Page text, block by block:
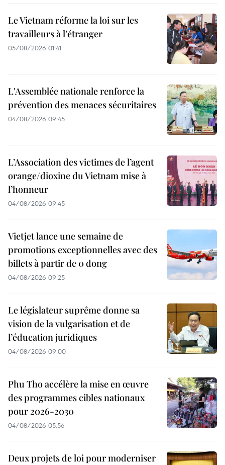
Le Vietnam réforme la loi sur les
travailleurs à l’étranger
05/08/2026 01:41
L'Assemblée nationale renforce la
prévention des menaces sécuritaires
04/08/2026 09:45
L’Association des victimes de l’agent
orange/dioxine du Vietnam mise à
l’honneur
04/08/2026 09:45
Vietjet lance une semaine de
promotions exceptionnelles avec des
billets à partir de 0 dong
04/08/2026 09:25
Le législateur suprême donne sa
vision de la vulgarisation et de
l’éducation juridiques
04/08/2026 09:00
Phu Tho accélère la mise en œuvre
des programmes cibles nationaux
pour 2026-2030
04/08/2026 05:56
Deux projets de loi pour moderniser